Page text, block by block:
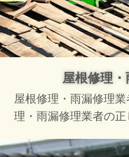
屋根修理
屋根修理・雨漏修理
理・雨漏修理業者の正